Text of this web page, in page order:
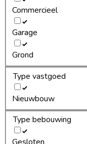
Commercieel
Garage
Grond
Type vastgoed
Nieuwbouw
Type bebouwing